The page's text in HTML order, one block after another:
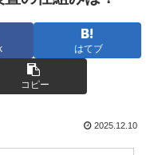
はてブ
コピー
2025.12.10